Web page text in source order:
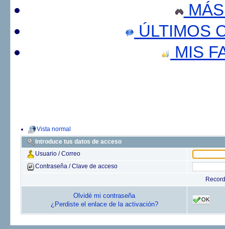
ÚLTIMOS
MIS
Vista normal
Introduce tus datos de acceso
Usuario / Correo
Contraseña / Clave de acceso
Olvidé mi contraseña
¿Perdiste el enlace de la activación?
OK